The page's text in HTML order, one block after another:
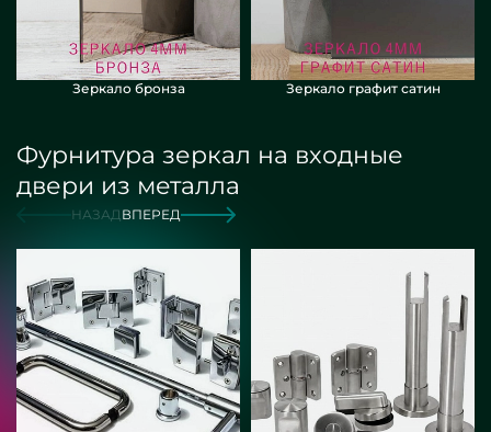
Зеркало бронза Зеркало графит сатин
Фурнитура зеркал на входные
двери из металла
НАЗАДВПЕРЕД